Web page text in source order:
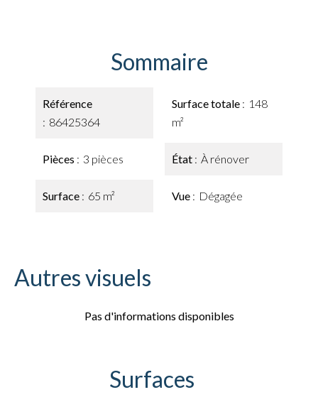
Sommaire
Référence
86425364
Pièces 3 pièces
Surface 65 m²
Surface totale
148
m²
État À rénover
Vue Dégagée
Autres visuels
Pas d'informations disponibles
Surfaces